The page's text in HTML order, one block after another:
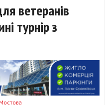
ветеранів
турнір з